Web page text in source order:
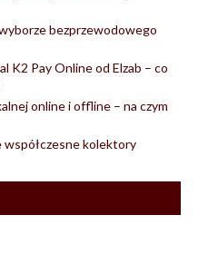
bezprzewodowego
K2 Pay Online od Elzab – co
online i offline – na czym
współczesne kolektory